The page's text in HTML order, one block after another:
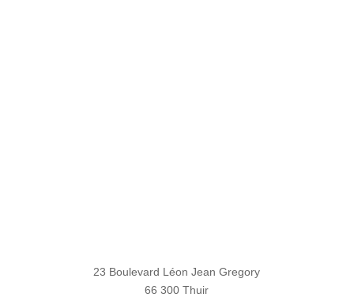
23 Boulevard Léon Jean Gregory
66 300 Thuir